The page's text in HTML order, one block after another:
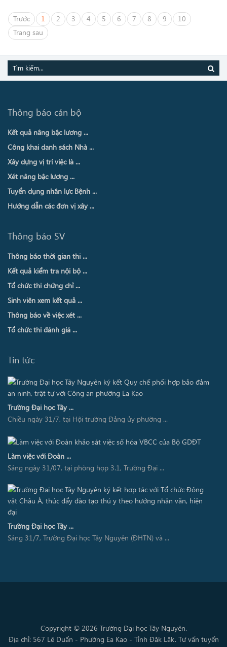
Trước 1 2 3 4 5 6 7 8 9
10
Trang sau
Thông báo cán bộ
Kết quả nâng bậc lương ...
Công khai danh sách Nhà ...
Xây dựng vị trí việc là ...
Xét nâng bậc lương ...
Tuyển dụng nhân lực Bệnh ...
Hướng dẫn các đơn vị xây ...
Thông báo SV
Thông báo thời gian thi ...
Kết quả kiểm tra nội bộ ...
Tổ chức thi chứng chỉ ...
Sinh viên xem kết quả ...
Thông báo về việc xét ...
Tổ chức thi đánh giá ...
Tin tức
Trường Đại học Tây ...
Chiều ngày 31/7, tại Hội trường Đảng ủy phường ...
Làm việc với Đoàn ...
Sáng ngày 31/07, tại phòng họp 3.1, Trường Đại ...
Trường Đại học Tây ...
Sáng 31/7, Trường Đại học Tây Nguyên (ĐHTN) và ...
Copyright © 2026 Trường Đại học Tây Nguyên.
Địa chỉ: 567 Lê Duẩn - Phường Ea Kao - Tỉnh Đăk Lăk. Tư vấn tuyển